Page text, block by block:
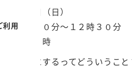
利用
２月７日（日）
１０時３０分～１２時３０分
分～１５時
を大事にするってどういうこ